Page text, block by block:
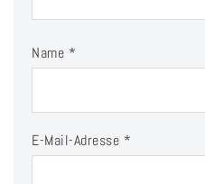
Name *
E-Mail-Adresse *